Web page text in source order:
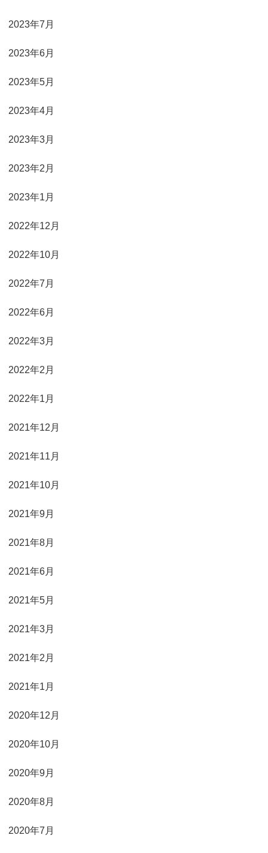
2023年7月
2023年6月
2023年5月
2023年4月
2023年3月
2023年2月
2023年1月
2022年12月
2022年10月
2022年7月
2022年6月
2022年3月
2022年2月
2022年1月
2021年12月
2021年11月
2021年10月
2021年9月
2021年8月
2021年6月
2021年5月
2021年3月
2021年2月
2021年1月
2020年12月
2020年10月
2020年9月
2020年8月
2020年7月